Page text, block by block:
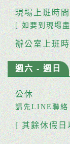
現場上班時
[ 如要到現場
辦公室上班
週六 - 週日
公休
請先LINE聯絡
[ 其餘休假日